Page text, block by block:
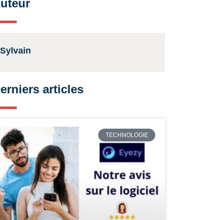
Sylvain
articles
TECHNOLOGIE